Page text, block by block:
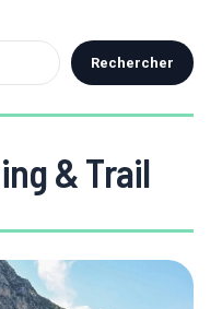
Rechercher
& Trail